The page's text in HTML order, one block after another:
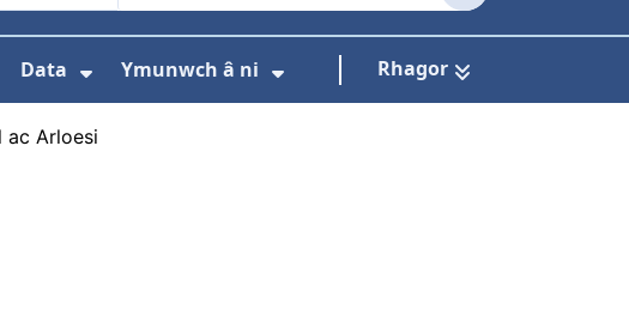
Chwilio
Data Ymunwch â ni Rhagor
ac Arloesi